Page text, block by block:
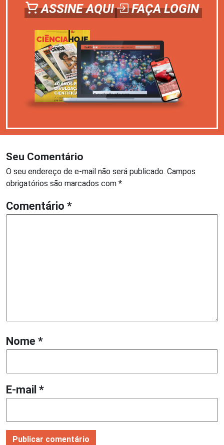
ASSINE AQUI FAÇA LOGIN
Seu Comentário
O seu endereço de e-mail não será publicado. Campos
obrigatórios são marcados com *
Comentário *
Nome *
E-mail *